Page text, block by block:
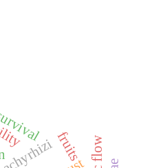
fruits